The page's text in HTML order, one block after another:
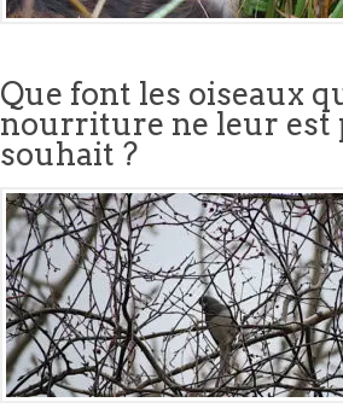
Que font les oiseaux
nourriture ne leur est
souhait ?